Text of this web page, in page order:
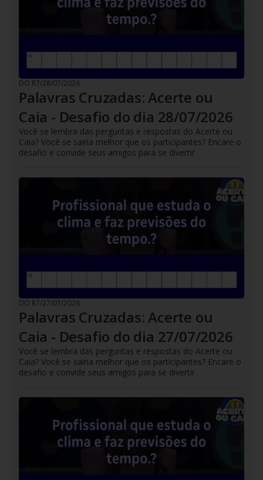
DO R7/28/07/2026
Palavras Cruzadas: Acerte ou
Caia - Desafio do dia 28/07/2026
Você se lembra das perguntas e respostas do Acerte ou
Caia? Você se sairia melhor que os participantes? Encare o
desafio e convide seus amigos para se divertir
DO R7/27/07/2026
Palavras Cruzadas: Acerte ou
Caia - Desafio do dia 27/07/2026
Você se lembra das perguntas e respostas do Acerte ou
Caia? Você se sairia melhor que os participantes? Encare o
desafio e convide seus amigos para se divertir